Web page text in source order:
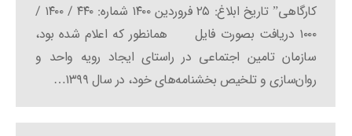
کارگاهی” تاریخ ابلاغ: ۲۵ فروردین ۱۴۰۰ شماره: ۴۴۰ / ۱۴۰۰ /
۱۰۰۰ دریافت بصورت فایل همانطور که اعلام شده بود،
سازمان تامین اجتماعی در راستای ایجاد رویه واحد و
روان‌سازی و تلخیص بخشنامه‌های خود، در سال ۱۳۹۹…